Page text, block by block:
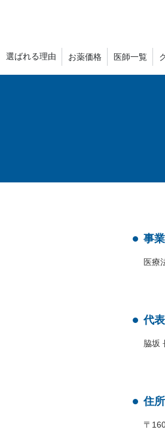
選ばれる理由 お薬価格 医師一覧
事
医療
代
脇坂
住所
〒